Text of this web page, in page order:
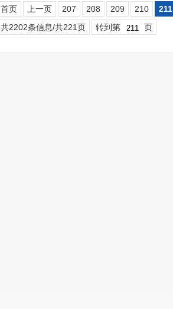
首页 上一页 207 208 209 210 211
共2202条信息/共221页
转到第 页